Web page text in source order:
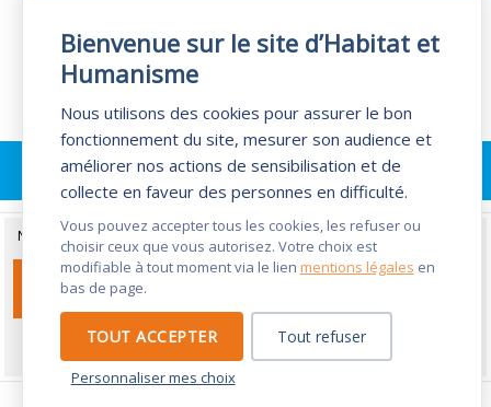
Bienvenue sur le site d’Habitat et
Humanisme
Nous utilisons des cookies pour assurer le bon
fonctionnement du site, mesurer son audience et
améliorer nos actions de sensibilisation et de
collecte en faveur des personnes en difficulté.
Vous pouvez accepter tous les cookies, les refuser ou
choisir ceux que vous autorisez. Votre choix est
modifiable à tout moment via le lien mentions légales en
bas de page.
TOUT ACCEPTER Tout refuser
Personnaliser mes choix
GÉRER LES COOKIES
Nous utilisons des cookies dans le cadre du suivi statistique de notre site.
Refuser les cookies